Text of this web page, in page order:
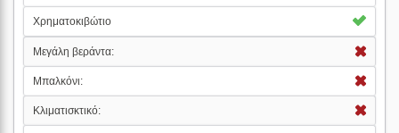
Χρηματοκιβώτιο
Μεγάλη βεράντα:
Μπαλκόνι:
Κλιματισκτικό: